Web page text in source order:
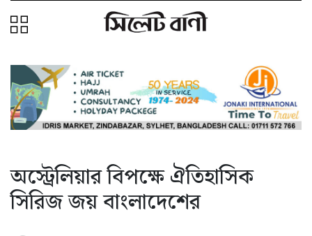
অস্ট্রেলিয়ার বিপক্ষে ঐতিহাসিক
সিরিজ জয় বাংলাদেশের